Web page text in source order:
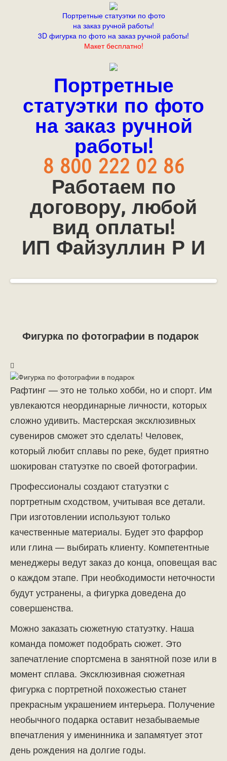
Портретные статуэтки по фото
на заказ ручной работы!
3D фигурка по фото на заказ ручной работы!
Макет бесплатно!
Портретные
статуэтки по фото
на заказ ручной
работы!
8 800 222 02 86
Работаем по
договору, любой
вид оплаты!
ИП Файзуллин Р И
Фигурка по фотографии в подарок
Рафтинг — это не только хобби, но и спорт. Им
увлекаются неординарные личности, которых
сложно удивить. Мастерская эксклюзивных
сувениров сможет это сделать! Человек,
который любит сплавы по реке, будет приятно
шокирован статуэтке по своей фотографии.
Профессионалы создают статуэтки с
портретным сходством, учитывая все детали.
При изготовлении используют только
качественные материалы. Будет это фарфор
или глина — выбирать клиенту. Компетентные
менеджеры ведут заказ до конца, оповещая вас
о каждом этапе. При необходимости неточности
будут устранены, а фигурка доведена до
совершенства.
Можно заказать сюжетную статуэтку. Наша
команда поможет подобрать сюжет. Это
запечатление спортсмена в занятной позе или в
момент сплава. Эксклюзивная сюжетная
фигурка с портретной похожестью станет
прекрасным украшением интерьера. Получение
необычного подарка оставит незабываемые
впечатления у именинника и запамятует этот
день рождения на долгие годы.